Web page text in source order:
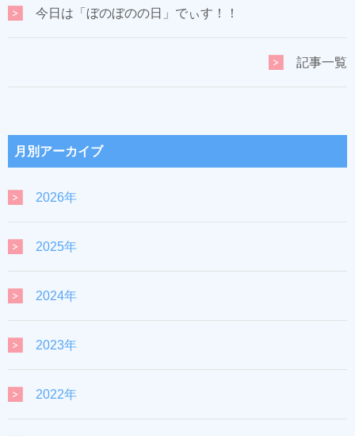
今日は「ぼのぼのの日」でぃす！！
記事一覧
月別アーカイブ
2026年
2025年
2024年
2023年
2022年